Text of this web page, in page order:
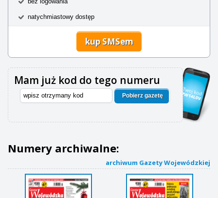
natychmiastowy dostęp
kup SMSem
Mam już kod do tego numeru
Pobierz gazetę
Numery archiwalne:
archiwum Gazety Wojewódzkiej